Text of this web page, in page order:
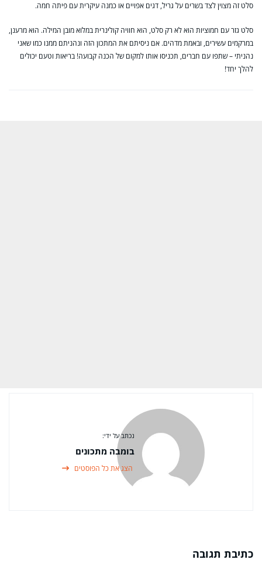
סלט זה מצוין לצד בשרים על גריל, דגים אפויים או כמנה עיקרית עם פיתה חמה.
סלט גזר עם חמוציות הוא לא רק סלט, הוא חוויה קולינרית במלוא מובן המילה. הוא מרענן,
במרקמים עשירים, ובאמת מדהים. אם ניסיתם את המתכון הזה ונהניתם ממנו כמו שאני
נהניתי – שתפו עם חברים, תכניסו אותו למקום של הכנה קבועה! בריאות וטעם יכולים
להלך יחד!
נכתב על ידי:
בומבה מתכונים
הצג את כל הפוסטים
כתיבת תגובה